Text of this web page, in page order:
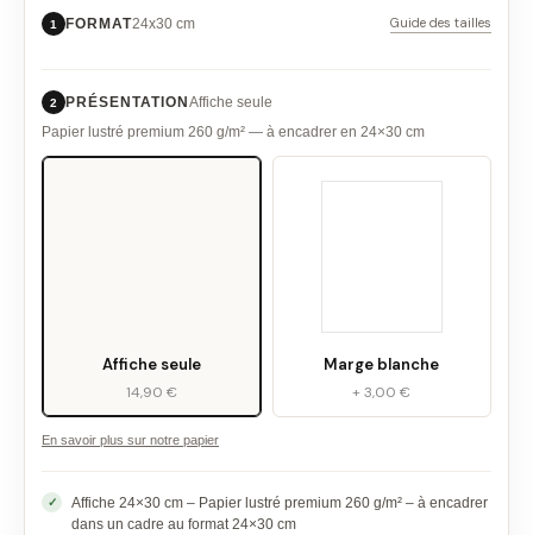
1 FORMAT24x30 cm Guide des tailles
2 PRÉSENTATION Affiche seule
Papier lustré premium 260 g/m² — à encadrer en 24×30 cm
Affiche seule
14,90 €
Marge blanche
+ 3,00 €
En savoir plus sur notre papier
Affiche 24×30 cm – Papier lustré premium 260 g/m² – à encadrer
dans un cadre au format 24×30 cm